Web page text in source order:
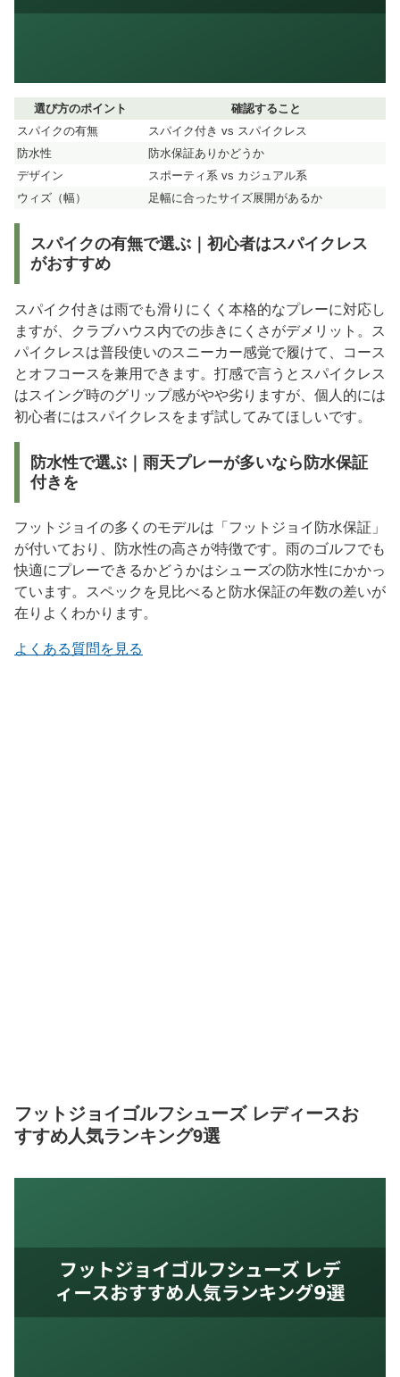
選び方のポイント
確認すること
スパイクの有無
スパイク付き vs スパイクレス
防水性
防水保証ありかどうか
デザイン
スポーティ系 vs カジュアル系
ウィズ（幅）
足幅に合ったサイズ展開があるか
スパイクの有無で選ぶ｜初心者はスパイクレス
がおすすめ
スパイク付きは雨でも滑りにくく本格的なプレーに対応し
ますが、クラブハウス内での歩きにくさがデメリット。ス
パイクレスは普段使いのスニーカー感覚で履けて、コース
とオフコースを兼用できます。打感で言うとスパイクレス
はスイング時のグリップ感がやや劣りますが、個人的には
初心者にはスパイクレスをまず試してみてほしいです。
防水性で選ぶ｜雨天プレーが多いなら防水保証
付きを
フットジョイの多くのモデルは「フットジョイ防水保証」
が付いており、防水性の高さが特徴です。雨のゴルフでも
快適にプレーできるかどうかはシューズの防水性にかかっ
ています。スペックを見比べると防水保証の年数の差いが
在りよくわかります。
よくある質問を見る
フットジョイゴルフシューズ レディースお
すすめ人気ランキング9選